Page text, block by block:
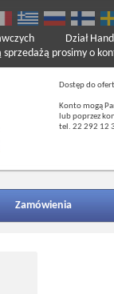
prosimy o
Dział
Dostęp do
Konto mogą
lub poprzez
tel. 22 292 12
Zamówienia